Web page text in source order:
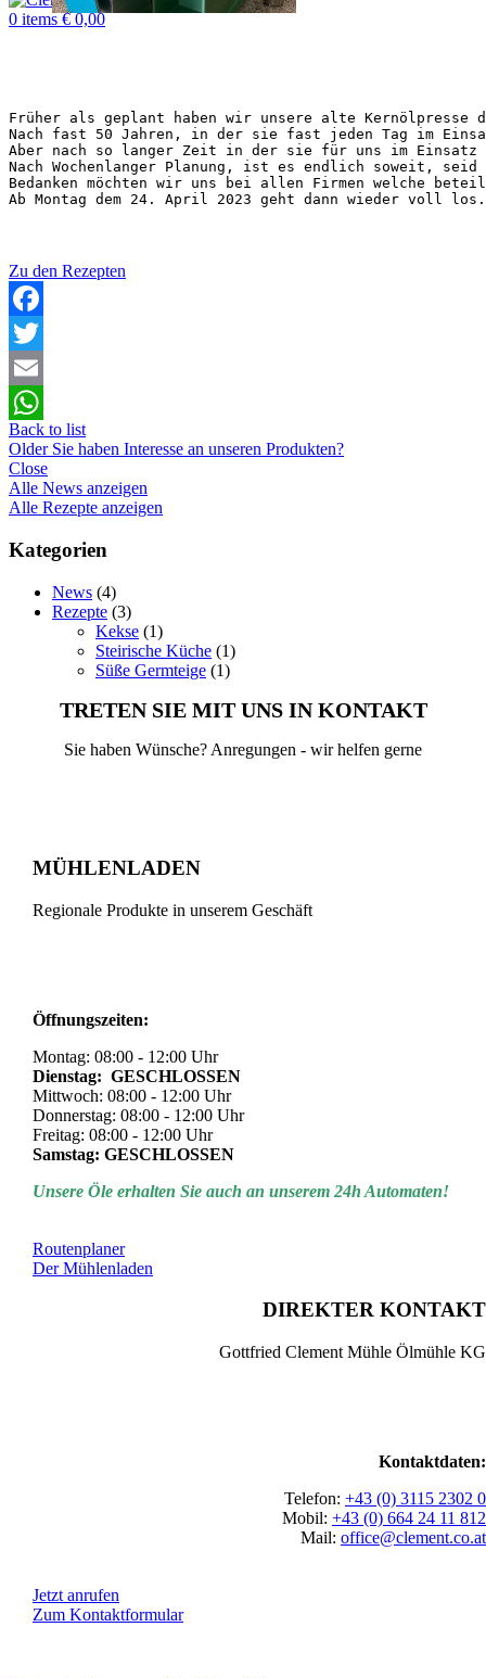
0 items €0,00
Früher als geplant haben wir unsere alte Kernölpresse
Nach fast 50 Jahren, in der sie fast jeden Tag im
Aber nach so langer Zeit in der sie für uns im
Nach Wochenlanger Planung, ist es endlich soweit, seid
Bedanken möchten wir uns bei allen Firmen welche
Ab Montag dem 24. April 2023 geht dann wieder voll los.
Zu den Rezepten
Facebook
Twitter
Email
WhatsApp
Back to list
Older Sie haben Interesse an unseren Produkten?
Close
Alle News anzeigen
Alle Rezepte anzeigen
Kategorien
News (4)
Rezepte (3)
Kekse (1)
Steirische Küche (1)
Süße Germteige (1)
TRETEN SIE MIT UNS IN KONTAKT
Sie haben Wünsche? Anregungen - wir helfen gerne
MÜHLENLADEN
Regionale Produkte in unserem Geschäft
Öffnungszeiten:
Montag: 08:00 - 12:00 Uhr
Dienstag: GESCHLOSSEN
Mittwoch: 08:00 - 12:00 Uhr
Donnerstag: 08:00 - 12:00 Uhr
Freitag: 08:00 - 12:00 Uhr
Samstag: GESCHLOSSEN
Unsere Öle erhalten Sie auch an unserem 24h Automaten!
Routenplaner
Der Mühlenladen
DIREKTER KONTAKT
Gottfried Clement Mühle Ölmühle KG
Kontaktdaten:
Telefon: +43 (0) 3115 2302 0
Mobil: +43 (0) 664 24 11 812
Mail: office@clement.co.at
Jetzt anrufen
Zum Kontaktformular